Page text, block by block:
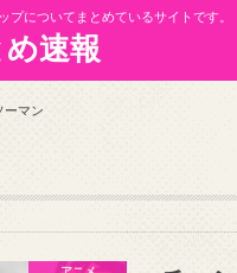
プについてまとめているサイトです。
速報
ーマン